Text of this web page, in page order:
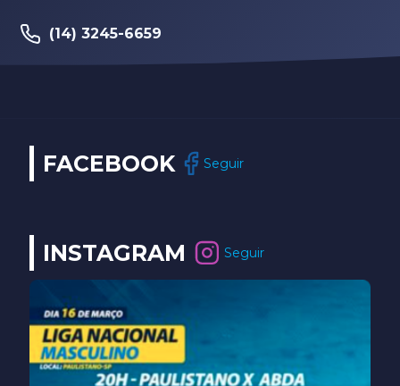
(14) 3245-6659
FACEBOOK Seguir
INSTAGRAM Seguir